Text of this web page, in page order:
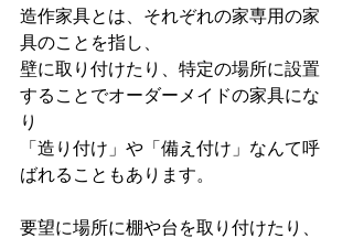
造作家具とは、それぞれの家専用の家
具のことを指し、
壁に取り付けたり、特定の場所に設置
することでオーダーメイドの家具にな
り
「造り付け」や「備え付け」なんて呼
ばれることもあります。
要望に場所に棚や台を取り付けたり、